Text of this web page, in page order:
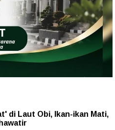
di Laut Obi, Ikan-ikan Mati,